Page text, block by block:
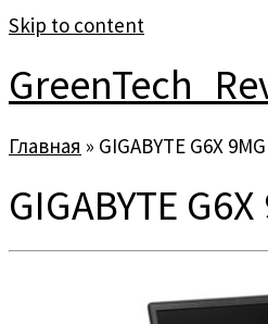
Skip to content
Главная » GIGABYTE G6X
GIGABYTE